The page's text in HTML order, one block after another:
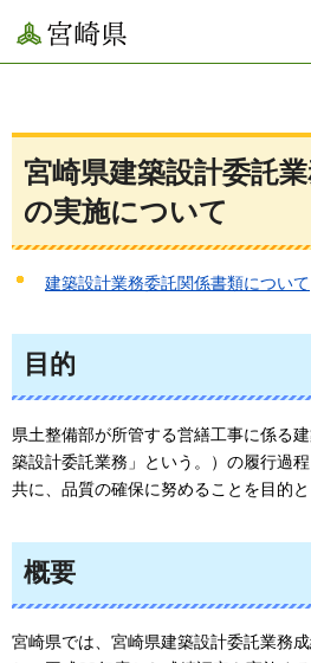
宮崎県
宮崎県建築設計委託
の実施について
建築設計業務委託関係書類について
目的
県土整備部が所管する営繕工事に係る
築設計委託業務」という。）の履行過
共に、品質の確保に努めることを目的と
概要
宮崎県では、宮崎県建築設計委託業務